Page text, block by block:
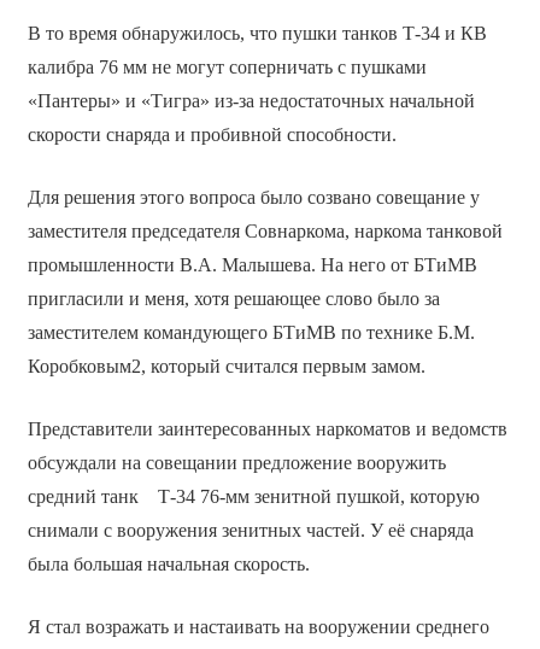
В то время обнаружилось, что пушки танков Т-34 и КВ
калибра 76 мм не могут соперничать с пушками
«Пантеры» и «Тигра» из-за недостаточных начальной
скорости снаряда и пробивной способности.
Для решения этого вопроса было созвано совещание у
заместителя председателя Совнаркома, наркома танковой
промышленности В.А. Малышева. На него от БТиМВ
пригласили и меня, хотя решающее слово было за
заместителем командующего БТиМВ по технике Б.М.
Коробковым2, который считался первым замом.
Представители заинтересованных наркоматов и ведомств
обсуждали на совещании предложение вооружить
средний танк Т-34 76-мм зенитной пушкой, которую
снимали с вооружения зенитных частей. У её снаряда
была большая начальная скорость.
Я стал возражать и настаивать на вооружении среднего